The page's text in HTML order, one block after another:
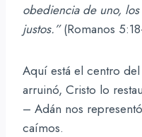
obediencia de uno,
justos.”(Romanos
Aquí está el centro
arruinó, Cristo lo
– Adán nos
caímos.